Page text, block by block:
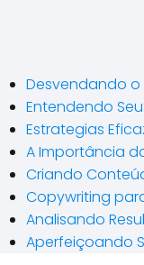
Desvendando o
Entendendo
Estrategias
A Importância
Criando
Copywriting
Analisando
Aperfeiçoando